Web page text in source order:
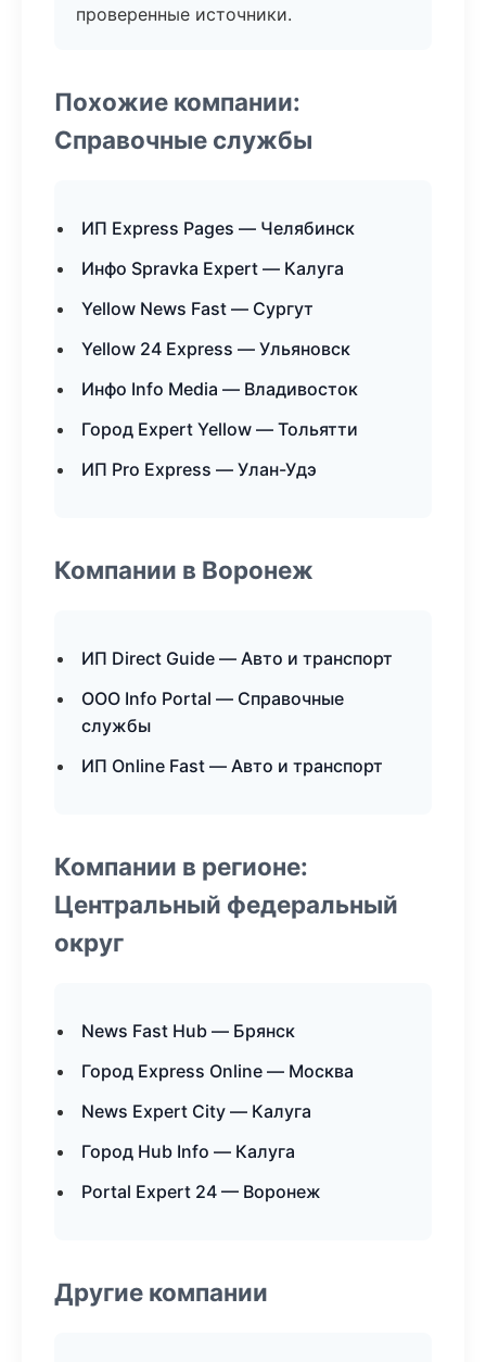
проверенные источники.
Похожие компании:
Справочные службы
ИП Express Pages — Челябинск
Инфо Spravka Expert — Калуга
Yellow News Fast — Сургут
Yellow 24 Express — Ульяновск
Инфо Info Media — Владивосток
Город Expert Yellow — Тольятти
ИП Pro Express — Улан-Удэ
Компании в Воронеж
ИП Direct Guide — Авто и транспорт
ООО Info Portal — Справочные
службы
ИП Online Fast — Авто и транспорт
Компании в регионе:
Центральный федеральный
округ
News Fast Hub — Брянск
Город Express Online — Москва
News Expert City — Калуга
Город Hub Info — Калуга
Portal Expert 24 — Воронеж
Другие компании